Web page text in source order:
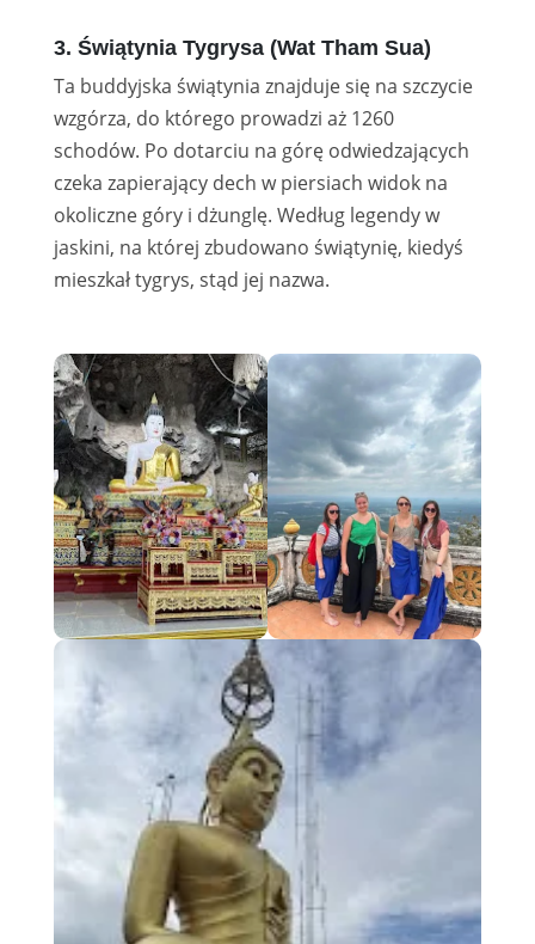
3. Świątynia Tygrysa (Wat Tham Sua)
Ta buddyjska świątynia znajduje się na szczycie
wzgórza, do którego prowadzi aż 1260
schodów. Po dotarciu na górę odwiedzających
czeka zapierający dech w piersiach widok na
okoliczne góry i dżunglę. Według legendy w
jaskini, na której zbudowano świątynię, kiedyś
mieszkał tygrys, stąd jej nazwa.